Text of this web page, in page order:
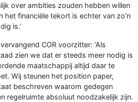
over ambities zouden hebben willen
het financiële tekort is echter van zo’n
is.’
COR voorzitter: ‘Als
zien we dat er steeds meer nodig is
maatschappij altijd daar te
Wij steunen het position paper,
beschreven waarom gedegen
regelruimte absoluut noodzakelijk zijn.